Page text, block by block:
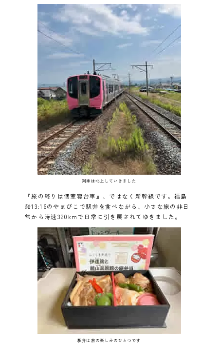
列車は北上していきました
『旅の終りは個室寝台車』、ではなく新幹線です。福島
発13:16のやまびこで駅弁を食べながら、小さな旅の非日
常から時速320kmで日常に引き戻されてゆきました。
駅弁は旅の楽しみのひとつです